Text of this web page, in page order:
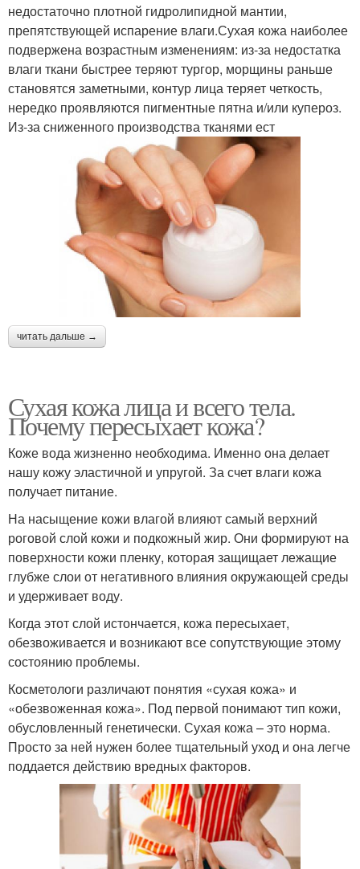
недостаточно плотной гидролипидной мантии,
препятствующей испарение влаги.Сухая кожа наиболее
подвержена возрастным изменениям: из-за недостатка
влаги ткани быстрее теряют тургор, морщины раньше
становятся заметными, контур лица теряет четкость,
нередко проявляются пигментные пятна и/или купероз.
Из-за сниженного производства тканями ест
читать дальше →
Сухая кожа лица и всего тела.
Почему пересыхает кожа?
Коже вода жизненно необходима. Именно она делает
нашу кожу эластичной и упругой. За счет влаги кожа
получает питание.
На насыщение кожи влагой влияют самый верхний
роговой слой кожи и подкожный жир. Они формируют на
поверхности кожи пленку, которая защищает лежащие
глубже слои от негативного влияния окружающей среды
и удерживает воду.
Когда этот слой истончается, кожа пересыхает,
обезвоживается и возникают все сопутствующие этому
состоянию проблемы.
Косметологи различают понятия «сухая кожа» и
«обезвоженная кожа». Под первой понимают тип кожи,
обусловленный генетически. Сухая кожа – это норма.
Просто за ней нужен более тщательный уход и она легче
поддается действию вредных факторов.